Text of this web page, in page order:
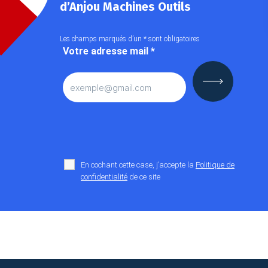
d’Anjou Machines Outils
Les champs marqués d’un * sont obligatoires
Votre adresse mail *
En cochant cette case, j’accepte la Politique de
confidentialité de ce site